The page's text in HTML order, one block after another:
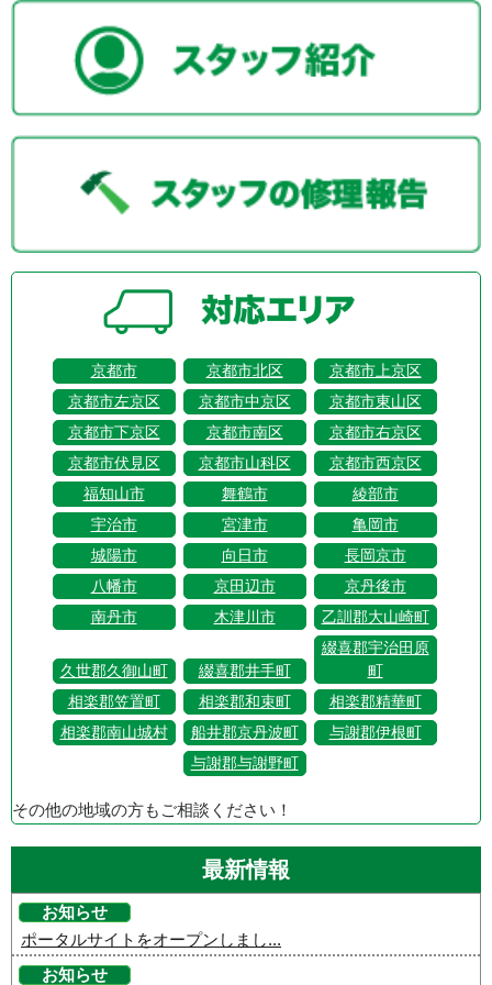
京都市 京都市北区
京都市上京区
京都市左京区
京都市中京区
京都市東山区
京都市下京区
京都市南区
京都市右京区
京都市伏見区
京都市山科区
京都市西京区
福知山市
舞鶴市
綾部市
宇治市
宮津市
亀岡市
城陽市
向日市
長岡京市
八幡市
京田辺市
京丹後市
南丹市
木津川市 乙訓郡大山崎町
久世郡久御山町 綴喜郡井手町
綴喜郡宇治田原
町
相楽郡笠置町
相楽郡和束町
相楽郡精華町
相楽郡南山城村
船井郡京丹波町
与謝郡伊根町
与謝郡与謝野町
その他の地域の方もご相談ください！
最新情報
お知らせ
ポータルサイトをオープンしまし...
お知らせ